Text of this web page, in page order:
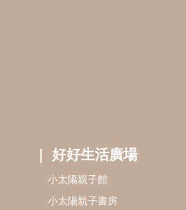
小太陽親子書房
週一～週五 9:00～18:00)